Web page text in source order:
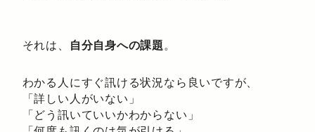
それは、 自分自身への課題。
わかる人にすぐ訊ける状況なら良いですが、
「詳しい人がいない」
「どう訊いていいかわからない」